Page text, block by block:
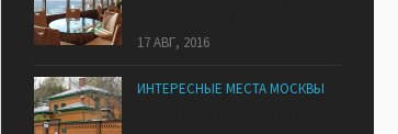
17 АВГ, 2016
ИНТЕРЕСНЫЕ МЕСТА МОСКВЫ